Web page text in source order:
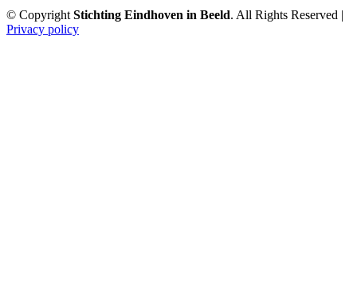
© CopyrightStichting Eindhoven in Beeld. All Rights Reserved |
Privacy policy